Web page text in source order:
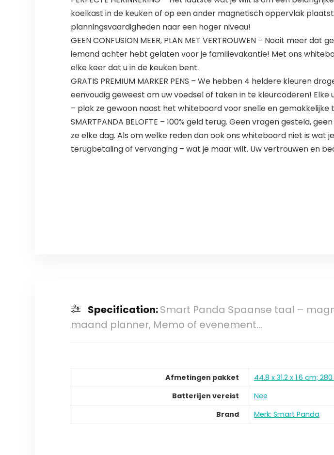
koelkast in de keuken of op een ander magnetisch oppervlak
planningsvaardigheden naar een hoger niveau!
GEEN CONFUSION MEER, PLAN MET VERTROUWEN – Nooit meer
iemand achter hebt gelaten voor je familievakantie! Met ons
elke keer dat u in de keuken bent.
GRATIS PREMIUM MARKER PENS – We hebben 4 heldere kleuren
eenvoudig geweest om uw voedsel of taken in te kleurcoderen!
– plak ze gewoon naast het whiteboard voor snelle en gemakkelijke
SMARTPANDA BELOFTE – 100% geld terug. Geen vragen gesteld,
ze elke dag. Als om welke reden dan ook ons whiteboard niet is
terugbetaling of vervanging – wat je maar wilt. Uw vertrouwen en
Specification:Smart Panda Spaanse taal –
maand planner, Memo of evenement…
Afmetingen pakket
‎44.8 x 31.2 x 1.6 cm;
Batterijen vereist
‎Nee
Brand
Merk: Smart Panda